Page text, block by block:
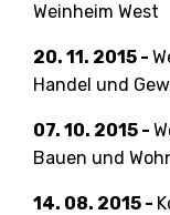
Weinheim West
20. 11. 2015 -
Handel und
07. 10. 2015 -
Bauen und
14. 08. 2015 -